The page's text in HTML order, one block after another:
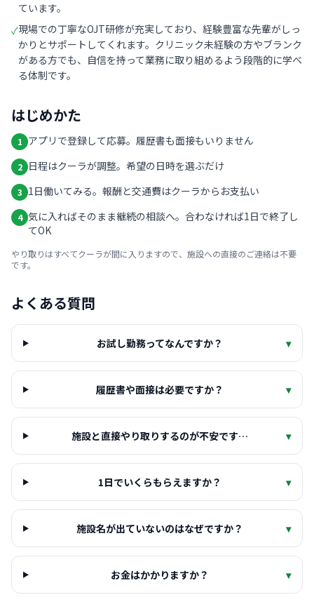
ています。
✓現場での丁寧なOJT研修が充実しており、経験豊富な先輩がしっ
かりとサポートしてくれます。クリニック未経験の方やブランク
がある方でも、自信を持って業務に取り組めるよう段階的に学べ
る体制です。
はじめかた
1 アプリで登録して応募。履歴書も面接もいりません
2 日程はクーラが調整。希望の日時を選ぶだけ
3 1日働いてみる。報酬と交通費はクーラからお支払い
4 気に入ればそのまま継続の相談へ。合わなければ1日で終了し
てOK
やり取りはすべてクーラが間に入りますので、施設への直接のご連絡は不要
です。
よくある質問
お試し勤務ってなんですか？ ▾
履歴書や面接は必要ですか？ ▾
施設と直接やり取りするのが不安です… ▾
1日でいくらもらえますか？ ▾
施設名が出ていないのはなぜですか？ ▾
お金はかかりますか？ ▾